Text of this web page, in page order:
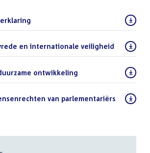
en internationale veiligheid (PDF)
ontwikkeling
van parlementariërs (PDF)